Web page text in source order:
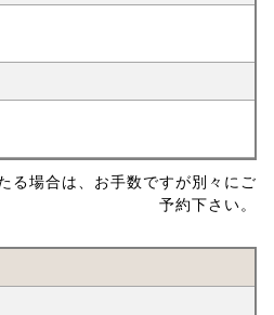
る場合は、お手数ですが別々にご
予約下さい。